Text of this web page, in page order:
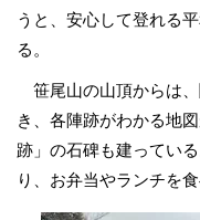
うと、安心して登れる
る。
笹尾山の山頂からは
き、各陣跡がわかる地
跡」の石碑も建ってい
り、お弁当やランチを